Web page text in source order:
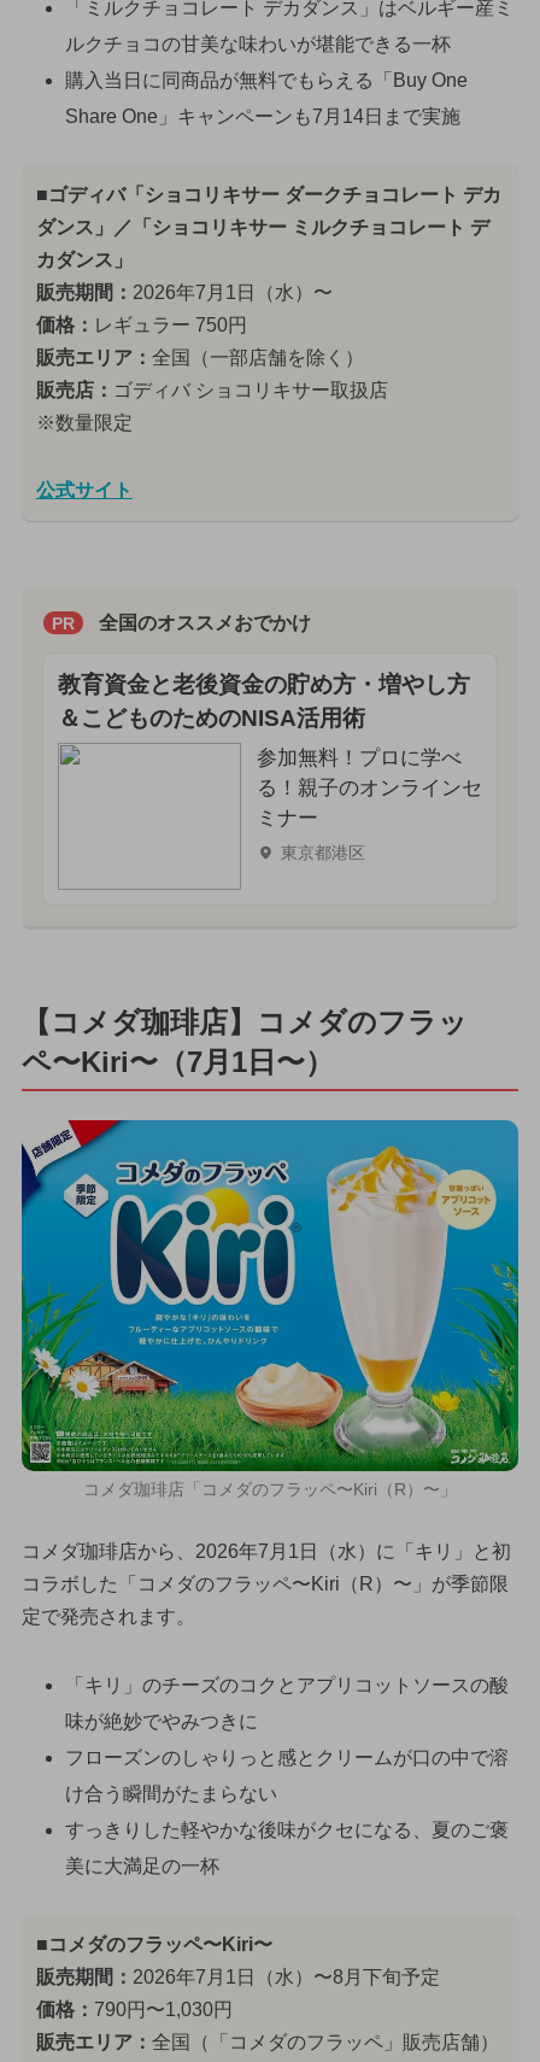
「ミルクチョコレート デカダンス」はベルギー産ミ
ルクチョコの甘美な味わいが堪能できる一杯
購入当日に同商品が無料でもらえる「Buy One
Share One」キャンペーンも7月14日まで実施
■ゴディバ「ショコリキサー ダークチョコレート デカ
ダンス」／「ショコリキサー ミルクチョコレート デ
カダンス」
販売期間： 2026年7月1日（水）〜
価格： レギュラー 750円
販売エリア： 全国（一部店舗を除く）
販売店： ゴディバ ショコリキサー取扱店
※数量限定
公式サイト
PR 全国のオススメおでかけ
教育資金と老後資金の貯め方・増やし方
＆こどものためのNISA活用術
参加無料！プロに学べ
る！親子のオンラインセ
ミナー
東京都港区
【コメダ珈琲店】コメダのフラッ
ペ〜Kiri〜（7月1日〜）
コメダ珈琲店「コメダのフラッペ〜Kiri（R）〜」
コメダ珈琲店から、2026年7月1日（水）に「キリ」と初
コラボした「コメダのフラッペ〜Kiri（R）〜」が季節限
定で発売されます。
「キリ」のチーズのコクとアプリコットソースの酸
味が絶妙でやみつきに
フローズンのしゃりっと感とクリームが口の中で溶
け合う瞬間がたまらない
すっきりした軽やかな後味がクセになる、夏のご褒
美に大満足の一杯
■コメダのフラッペ〜Kiri〜
販売期間： 2026年7月1日（水）〜8月下旬予定
価格： 790円〜1,030円
販売エリア： 全国（「コメダのフラッペ」販売店舗）